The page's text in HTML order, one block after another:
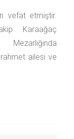
vefat etmiştir.
Karaağaç
ailesi ve